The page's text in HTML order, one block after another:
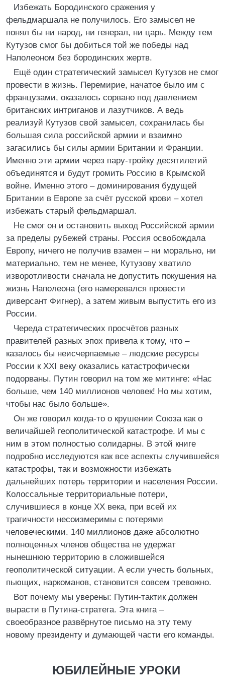
Избежать Бородинского сражения у
фельдмаршала не получилось. Его замысел не
понял бы ни народ, ни генерал, ни царь. Между тем
Кутузов смог бы добиться той же победы над
Наполеоном без бородинских жертв.
Ещё один стратегический замысел Кутузов не смог
провести в жизнь. Перемирие, начатое было им с
французами, оказалось сорвано под давлением
британских интриганов и лазутчиков. А ведь
реализуй Кутузов свой замысел, сохранилась бы
большая сила российской армии и взаимно
загасились бы силы армии Британии и Франции.
Именно эти армии через пару-тройку десятилетий
объединятся и будут громить Россию в Крымской
войне. Именно этого – доминирования будущей
Британии в Европе за счёт русской крови – хотел
избежать старый фельдмаршал.
Не смог он и остановить выход Российской армии
за пределы рубежей страны. Россия освобождала
Европу, ничего не получив взамен – ни морально, ни
материально, тем не менее, Кутузову хватило
изворотливости сначала не допустить покушения на
жизнь Наполеона (его намеревался провести
диверсант Фигнер), а затем живым выпустить его из
России.
Череда стратегических просчётов разных
правителей разных эпох привела к тому, что –
казалось бы неисчерпаемые – людские ресурсы
России к XXI веку оказались катастрофически
подорваны. Путин говорил на том же митинге: «Нас
больше, чем 140 миллионов человек! Но мы хотим,
чтобы нас было больше».
Он же говорил когда-то о крушении Союза как о
величайшей геополитической катастрофе. И мы с
ним в этом полностью солидарны. В этой книге
подробно исследуются как все аспекты случившейся
катастрофы, так и возможности избежать
дальнейших потерь территории и населения России.
Колоссальные территориальные потери,
случившиеся в конце XX века, при всей их
трагичности несоизмеримы с потерями
человеческими. 140 миллионов даже абсолютно
полноценных членов общества не удержат
нынешнюю территорию в сложившейся
геополитической ситуации. А если учесть больных,
пьющих, наркоманов, становится совсем тревожно.
Вот почему мы уверены: Путин-тактик должен
вырасти в Путина-стратега. Эта книга –
своеобразное развёрнутое письмо на эту тему
новому президенту и думающей части его команды.
ЮБИЛЕЙНЫЕ УРОКИ